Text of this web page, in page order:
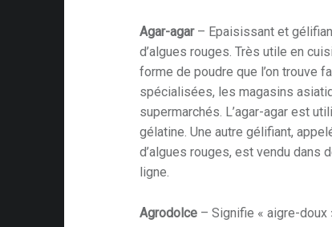
Agar-agar – Epaisissant et
d’algues rouges. Très utile en
forme de poudre que l’on trouve
spécialisées, les magasins
supermarchés. L’agar-agar est
gélatine. Une autre gélifiant,
d’algues rouges, est vendu
ligne.
Agrodolce – Signifie « aigre-doux